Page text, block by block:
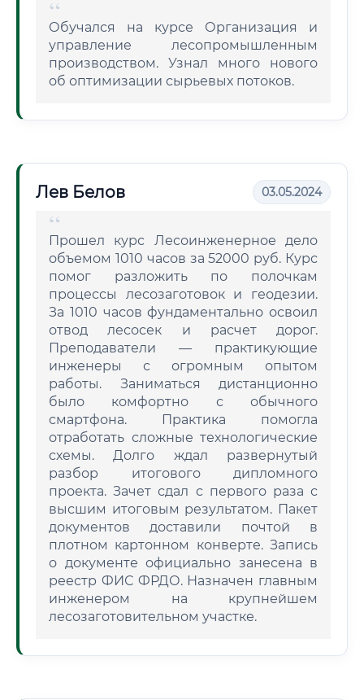
Обучался на курсе Организация и
управление лесопромышленным
производством. Узнал много нового
об оптимизации сырьевых потоков.
Лев Белов 03.05.2024
Прошел курс Лесоинженерное дело
объемом 1010 часов за 52000 руб. Курс
помог разложить по полочкам
процессы лесозаготовок и геодезии.
За 1010 часов фундаментально освоил
отвод лесосек и расчет дорог.
Преподаватели — практикующие
инженеры с огромным опытом
работы. Заниматься дистанционно
было комфортно с обычного
смартфона. Практика помогла
отработать сложные технологические
схемы. Долго ждал развернутый
разбор итогового дипломного
проекта. Зачет сдал с первого раза с
высшим итоговым результатом. Пакет
документов доставили почтой в
плотном картонном конверте. Запись
о документе официально занесена в
реестр ФИС ФРДО. Назначен главным
инженером на крупнейшем
лесозаготовительном участке.